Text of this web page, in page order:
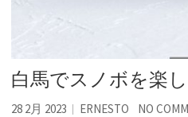
白馬でスノボを楽
28 2月 2023 ERNESTO NO